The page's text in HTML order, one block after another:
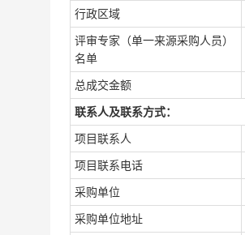
行政区域
评审专家（单一来源采购人员）
名单
总成交金额
联系人及联系方式：
项目联系人
项目联系电话
采购单位
采购单位地址